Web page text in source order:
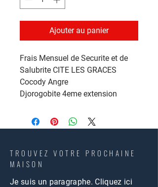
Ajouter au panier
Frais Mensuel de Securite et de
Salubrite CITE LES GRACES
Cocody Angre
Djorogobite 4eme extension
TROUVEZ VOTRE PROCHAINE
MAISON
Je suis un paragraphe. Cliquez ici